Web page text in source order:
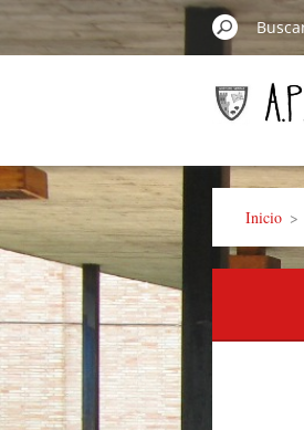
Inicio >